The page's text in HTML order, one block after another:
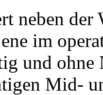
neben der
im
und ohne
Mid-